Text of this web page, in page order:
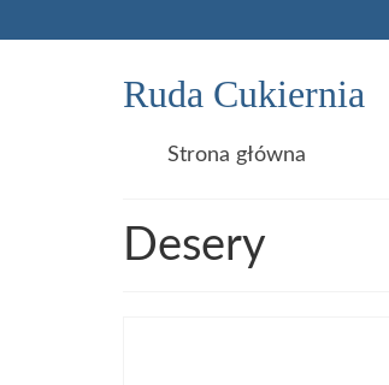
Ruda Cukiernia
Strona główna
Desery